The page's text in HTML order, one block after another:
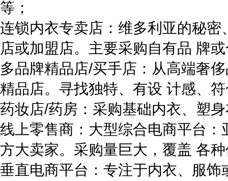
等；
连锁内衣专卖店：维多利亚的秘
店或加盟店。主要采购自有品 牌
多品牌精品店/买手店：从高端奢
精品店。寻找独特、有设 计感、
药妆店/药房：采购基础内衣、塑
线上零售商：大型综合电商平台
方大卖家。采购量巨大，覆盖 各
垂直电商平台：专注于内衣、服